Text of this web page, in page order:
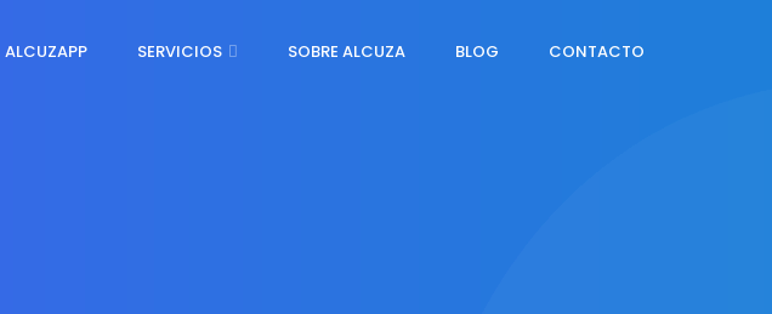
ALCUZAPP SERVICIOS SOBRE ALCUZA BLOG CONTACTO